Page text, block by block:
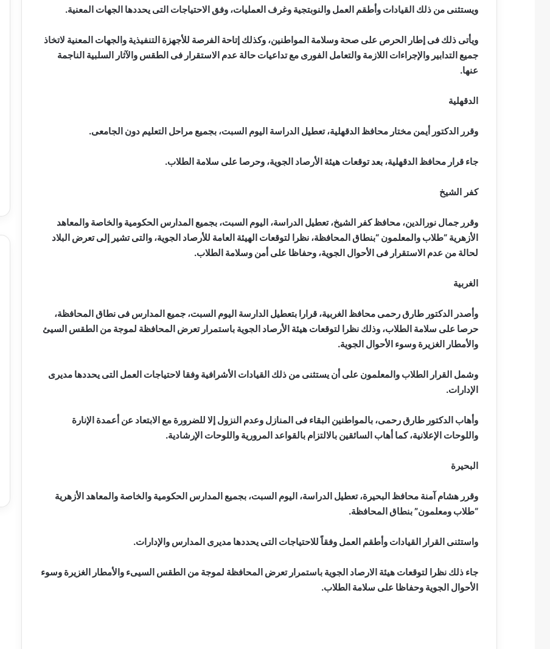
ويستثنى من ذلك القيادات وأطقم العمل والنوبتجية وغرف العمليات، وفق الاحتياجات التى يحددها الجهات المعنية.
ويأتى ذلك فى إطار الحرص على صحة وسلامة المواطنين، وكذلك إتاحة الفرصة للأجهزة التنفيذية والجهات المعنية لاتخاذ
جميع التدابير والإجراءات اللازمة والتعامل الفورى مع تداعيات حالة عدم الاستقرار فى الطقس والآثار السلبية الناجمة
عنها.
الدقهلية
وقرر الدكتور أيمن مختار محافظ الدقهلية، تعطيل الدراسة اليوم السبت، بجميع مراحل التعليم دون الجامعى.
جاء قرار محافظ الدقهلية، بعد توقعات هيئة الأرصاد الجوية، وحرصا على سلامة الطلاب.
كفر الشيخ
وقرر جمال نورالدين، محافظ كفر الشيخ، تعطيل الدراسة، اليوم السبت، بجميع المدارس الحكومية والخاصة والمعاهد
الأزهرية “طلاب والمعلمون “بنطاق المحافظة، نظرا لتوقعات الهيئة العامة للأرصاد الجوية، والتى تشير إلى تعرض البلاد
لحالة من عدم الاستقرار فى الأحوال الجوية، وحفاظا على أمن وسلامة الطلاب.
الغربية
وأصدر الدكتور طارق رحمى محافظ الغربية، قرارا بتعطيل الدارسة اليوم السبت، جميع المدارس فى نطاق المحافظة،
حرصا على سلامة الطلاب، وذلك نظرا لتوقعات هيئة الأرصاد الجوية باستمرار تعرض المحافظة لموجة من الطقس السيئ
والأمطار الغزيرة وسوء الأحوال الجوية.
وشمل القرار الطلاب والمعلمون على أن يستثنى من ذلك القيادات الأشرافية وفقا لاحتياجات العمل التى يحددها مديرى
الإدارات.
وأهاب الدكتور طارق رحمى، بالمواطنين البقاء فى المنازل وعدم النزول إلا للضرورة مع الابتعاد عن أعمدة الإنارة
واللوحات الإعلانية، كما أهاب السائقين بالالتزام بالقواعد المرورية واللوحات الإرشادية.
البحيرة
وقرر هشام آمنة محافظ البحيرة، تعطيل الدراسة، اليوم السبت، بجميع المدارس الحكومية والخاصة والمعاهد الأزهرية
“طلاب ومعلمون” بنطاق المحافظة.
واستثنى القرار القيادات وأطقم العمل وفقاً للاحتياجات التى يحددها مديرى المدارس والإدارات.
جاء ذلك نظرا لتوقعات هيئة الارصاد الجوية باستمرار تعرض المحافظة لموجة من الطقس السيىء والأمطار الغزيرة وسوء
الأحوال الجوية وحفاظا على سلامة الطلاب.